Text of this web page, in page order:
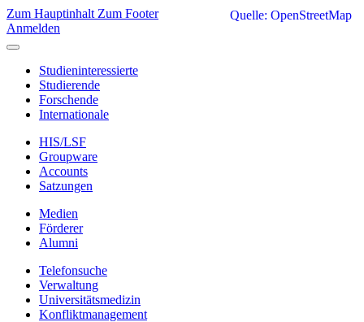
Zum Hauptinhalt Zum Footer
Anmelden
Studieninteressierte
Studierende
Forschende
Internationale
HIS/LSF
Groupware
Accounts
Satzungen
Medien
Förderer
Alumni
Telefonsuche
Verwaltung
Universitätsmedizin
Konfliktmanagement
Quelle: OpenStreetMap